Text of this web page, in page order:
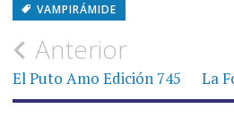
VAMPIRÁMIDE
Navegación
de
Anterior
El Puto Amo Edición 745 La